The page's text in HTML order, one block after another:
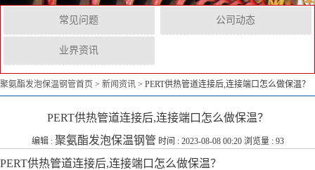
常见问题 公司动态
业界资讯
聚氨酯发泡保温钢管首页 > 新闻资讯 > PERT供热管道连接后,连接端口怎么做保温？
PERT供热管道连接后,连接端口怎么做保温？
编辑 : 聚氨酯发泡保温钢管 时间 : 2023-08-08 00:20 浏览量 : 93
PERT供热管道连接后,连接端口怎么做保温？